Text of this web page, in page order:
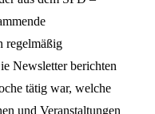
regelmäßig
Newsletter berichten
tätig war, welche
und Veranstaltungen